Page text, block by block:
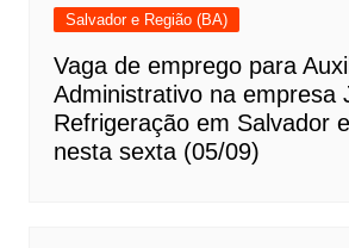
Salvador e Região (BA)
Vaga de emprego para
Administrativo na empresa
Refrigeração em Salvador
nesta sexta (05/09)